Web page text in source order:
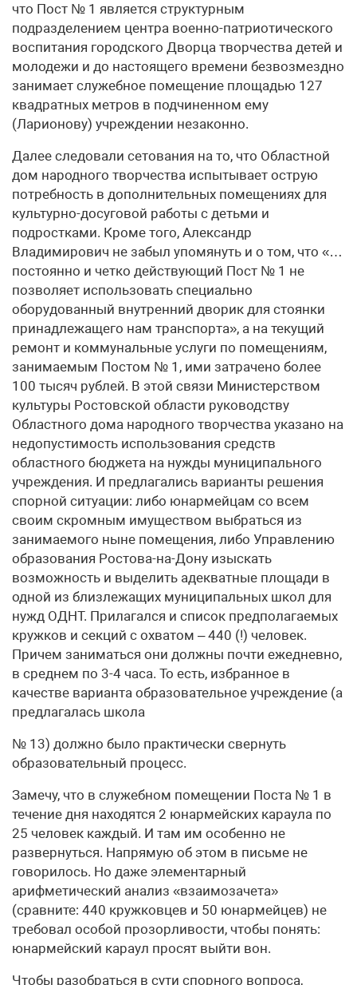
что Пост № 1 является структурным
подразделением центра военно-патриотического
воспитания городского Дворца творчества детей и
молодежи и до настоящего времени безвозмездно
занимает служебное помещение площадью 127
квадратных метров в подчиненном ему
(Ларионову) учреждении незаконно.
Далее следовали сетования на то, что Областной
дом народного творчества испытывает острую
потребность в дополнительных помещениях для
культурно-досуговой работы с детьми и
подростками. Кроме того, Александр
Владимирович не забыл упомянуть и о том, что «…
постоянно и четко действующий Пост № 1 не
позволяет использовать специально
оборудованный внутренний дворик для стоянки
принадлежащего нам транспорта», а на текущий
ремонт и коммунальные услуги по помещениям,
занимаемым Постом № 1, ими затрачено более
100 тысяч рублей. В этой связи Министерством
культуры Ростовской области руководству
Областного дома народного творчества указано на
недопустимость использования средств
областного бюджета на нужды муниципального
учреждения. И предлагались варианты решения
спорной ситуации: либо юнармейцам со всем
своим скромным имуществом выбраться из
занимаемого ныне помещения, либо Управлению
образования Ростова-на-Дону изыскать
возможность и выделить адекватные площади в
одной из близлежащих муниципальных школ для
нужд ОДНТ. Прилагался и список предполагаемых
кружков и секций с охватом – 440 (!) человек.
Причем заниматься они должны почти ежедневно,
в среднем по 3-4 часа. То есть, избранное в
качестве варианта образовательное учреждение (а
предлагалась школа
№ 13) должно было практически свернуть
образовательный процесс.
Замечу, что в служебном помещении Поста № 1 в
течение дня находятся 2 юнармейских караула по
25 человек каждый. И там им особенно не
развернуться. Напрямую об этом в письме не
говорилось. Но даже элементарный
арифметический анализ «взаимозачета»
(сравните: 440 кружковцев и 50 юнармейцев) не
требовал особой прозорливости, чтобы понять:
юнармейский караул просят выйти вон.
Чтобы разобраться в сути спорного вопроса,